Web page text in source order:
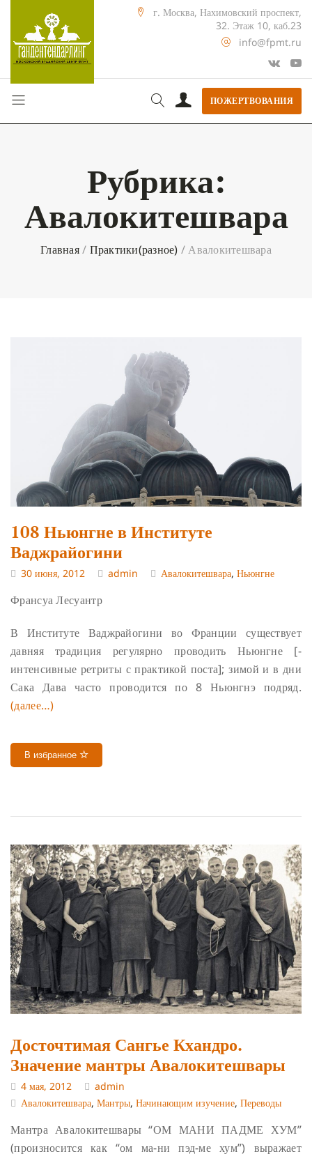
г. Москва, Нахимовский проспект,
32. Этаж 10, каб.23
info@fpmt.ru
ПОЖЕРТВОВАНИЯ
Рубрика:
Авалокитешвара
Главная/ Практики(разное) /Авалокитешвара
108 Ньюнгне в Институте
Ваджрайогини
30 июня, 2012 admin Авалокитешвара, Ньюнгне
Франсуа Лесуантр
В Институте Ваджрайогини во Франции существует
давняя традиция регулярно проводить Ньюнгне [-
интенсивные ретриты с практикой поста]; зимой и в дни
Сака Дава часто проводится по 8 Ньюнгнэ подряд.
(далее…)
В избранное
Досточтимая Сангье Кхандро.
Значение мантры Авалокитешвары
4 мая, 2012
admin
Авалокитешвара, Мантры, Начинающим изучение, Переводы
Мантра Авалокитешвары “ОМ МАНИ ПАДМЕ ХУМ”
(произносится как “ом ма-ни пэд-ме хум”) выражает